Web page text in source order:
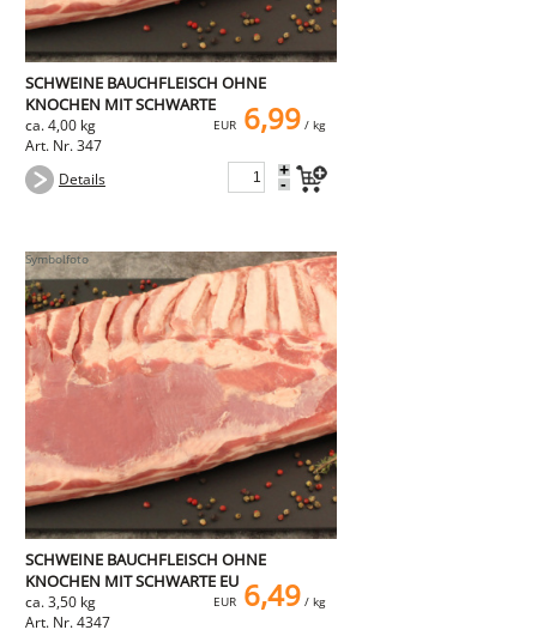
SCHWEINE BAUCHFLEISCH OHNE
KNOCHEN MIT SCHWARTE
ca. 4,00 kg
Art. Nr. 347
EUR 6,99/ kg
Details +
-
SCHWEINE BAUCHFLEISCH OHNE
KNOCHEN MIT SCHWARTE EU
ca. 3,50 kg
Art. Nr. 4347
EUR 6,49/ kg